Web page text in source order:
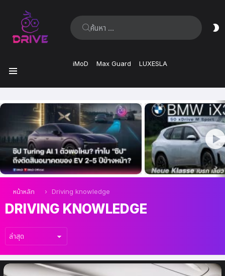
ค้นหา:
iMoD Max Guard LUXESLA
ล่าสุด
คุณอยู่ที่นี่:
หน้าหลัก Driving knowledge
DRIVING KNOWLEDGE
เรื่อง